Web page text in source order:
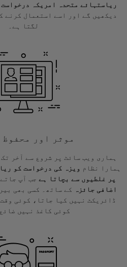
ریاستہائے متحدہ امریکہ درخواست
دیکھیں گے اور اسے استعمال کرنے
لگتا ہے۔
موثر اور محفوظ
ہماری ویب سائٹ پر شروع سے آخر
ہمارا نظام ویزہ کی درخواست کو
پر غلطیوں سے بچاتا ہے جب آپ
اضافی جائزہ
کے ساتھ۔ کسی بھی
ڈائریکٹ نہیں کیا جاتا، کوئی
کوئی کاغذ نہیں ضائع